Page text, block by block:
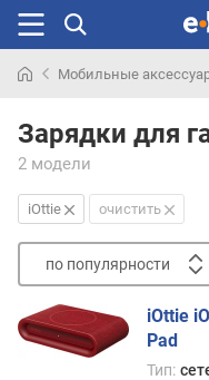
раньше
Мобильные
Зарядки для
2 модели
iOttie очистить
по популярности
п
о
iOttie
Pad
Тип: